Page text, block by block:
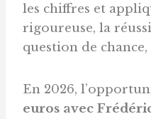
les chiffres et
rigoureuse, la
question de
En 2026,
euros avec